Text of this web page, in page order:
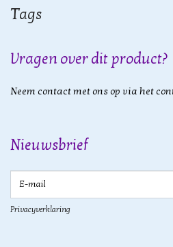
Tags
Vragen over dit product?
Neem contact met ons op via het
Nieuwsbrief
Privacyverklaring